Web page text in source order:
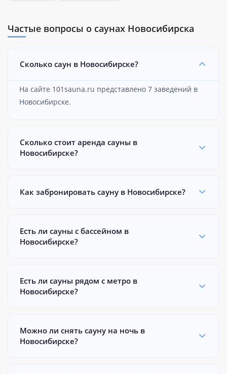
Частые вопросы о саунах Новосибирска
Сколько саун в Новосибирске?
На сайте 101sauna.ru представлено 7 заведений в
Новосибирске.
Сколько стоит аренда сауны в
Новосибирске?
Как забронировать сауну в Новосибирске?
Есть ли сауны с бассейном в
Новосибирске?
Есть ли сауны рядом с метро в
Новосибирске?
Можно ли снять сауну на ночь в
Новосибирске?